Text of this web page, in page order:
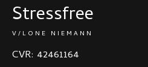
Stressfree
V/LONE NIEMANN
CVR: 42461164